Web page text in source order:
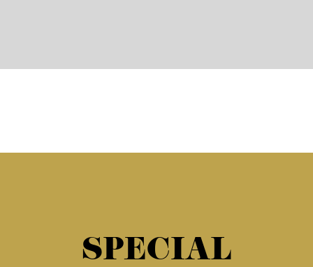
SPECIAL